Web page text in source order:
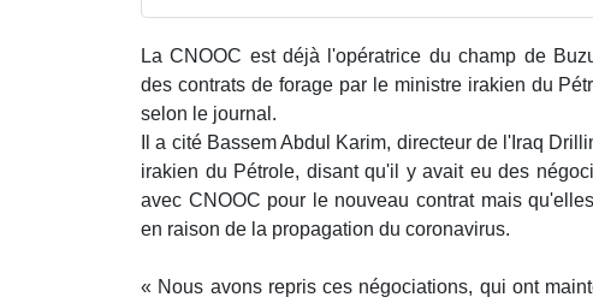
La CNOOC est déjà l'opératrice du champ de
des contrats de forage par le ministre irakien du
selon le journal.
Il a cité Bassem Abdul Karim, directeur de l'Iraq
irakien du Pétrole, disant qu'il y avait eu des
avec CNOOC pour le nouveau contrat mais
en raison de la propagation du coronavirus.
« Nous avons repris ces négociations, qui ont